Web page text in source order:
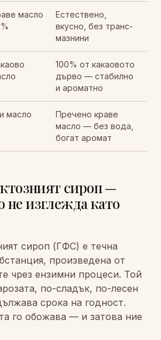
масло
Естествено,
вкусно, без транс-
мазнини
100% от какаовото
дърво — стабилно
и ароматно
масло
Пречено краве
масло — без вода,
богат аромат
сироп —
не изглежда като
сироп (ГФС) е течна
произведена от
чрез ензимни процеси. Той
по-сладък, по-лесен
срока на годност.
го обожава — и затова ние